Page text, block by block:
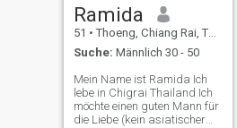
Ramida
51 • Thoeng, Chiang Rai, Thailand
Suche: Männlich 30 - 50
Mein Name ist Ramida Ich
lebe in Chigrai Thailand Ich
möchte einen guten Mann für
die Liebe (kein asiatischer